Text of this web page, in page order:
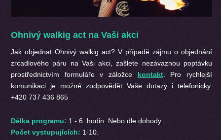
Ohnivý walkig act na Vaši akci
Jak objednat Ohnivý walkig act? V případě zájmu o objednání
zrcadlového páru na Vaši akci, zašlete nezávaznou poptávku
prostřednictvím formuláře v záložce kontakt. Pro rychlejší
komunikaci je možné zodpovědět Vaše dotazy i telefonicky.
+420 737 436 865
Délka programu: 1 - 6 hodin. Nebo dle dohody.
Počet vystupujících: 1-10.